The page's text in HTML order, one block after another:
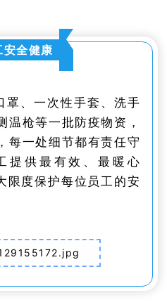
安全健康
罩、一次性手套、洗手
温枪等一批防疫物资，
每一处细节都有责任守
提供最有效、最暖心
限度保护每位员工的安